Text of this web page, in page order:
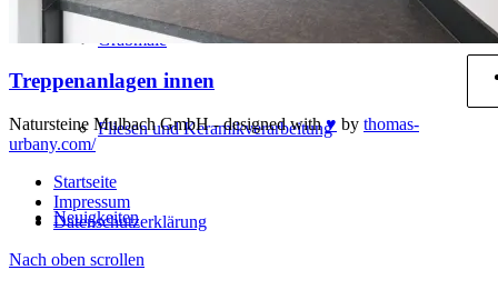
Grabmale
Fliesen und Keramikverarbeitung
Neuigkeiten
Treppenanlagen innen
Natursteine Mulbach GmbH - designed with♥ by thomas-
urbany.com/
Startseite
Impressum
Datenschutzerklärung
Nach oben scrollen